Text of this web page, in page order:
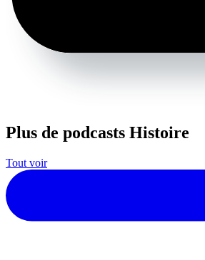
Plus de podcasts Histoire
Tout voir